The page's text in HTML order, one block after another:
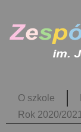
O szkole
Rok 2020/2021